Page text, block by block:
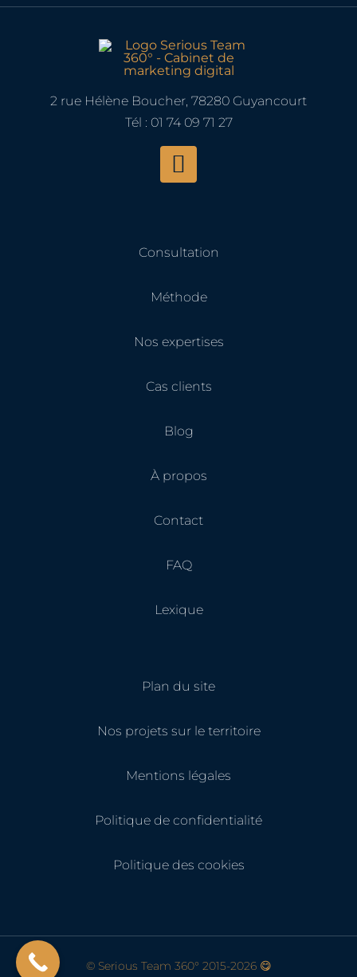
2 rue Hélène Boucher, 78280 Guyancourt
Tél : 01 74 09 71 27
Consultation
Méthode
Nos expertises
Cas clients
Blog
À propos
Contact
FAQ
Lexique
Plan du site
Nos projets sur le territoire
Mentions légales
Politique de confidentialité
Politique des cookies
© Serious Team 360° 2015-2026 😋